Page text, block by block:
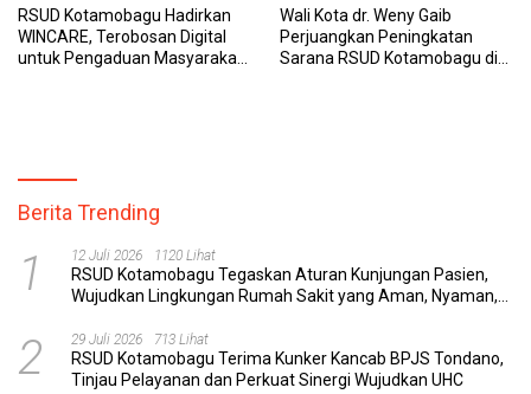
RSUD Kotamobagu Hadirkan
WINCARE, Terobosan Digital
untuk Pengaduan Masyarakat
Wali Kota dr. Weny Gaib
Perjuangkan Peningkatan
Sarana RSUD Kotamobagu di
Berita Trending
1 12 Juli 2026 1120 Lihat
RSUD Kotamobagu Tegaskan Aturan Kunjungan Pasien,
Wujudkan Lingkungan Rumah Sakit yang Aman, Nyaman,
2 29 Juli 2026 713 Lihat
RSUD Kotamobagu Terima Kunker Kancab BPJS Tondano,
Tinjau Pelayanan dan Perkuat Sinergi Wujudkan UHC